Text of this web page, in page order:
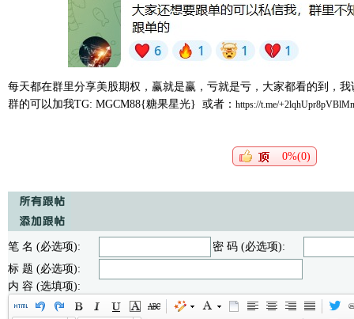
每天都在群里分享美股期权，赢就是赢，亏就是亏，大家都看的到，
群的可以加我TG: MGCM88{糖果星光} 或者： https://t.me/
0%(0)
笔 名 (必选项):
密 码 (必选项):
标 题 (必选项):
内 容 (选填项):